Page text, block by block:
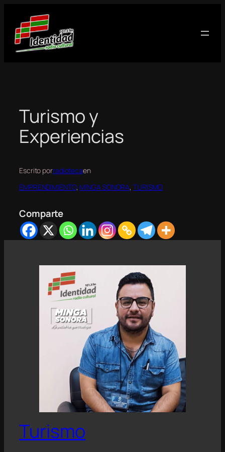
contenido
Turismo y
Experiencias
Escrito porradiotecaen
EMPRENDIMIENTO, MINGA SONORA, TURISMO
Comparte
Turismo